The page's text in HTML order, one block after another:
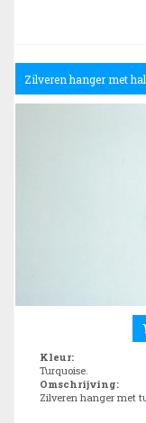
Zilveren hanger met
Kleur:
Turquoise.
Omschrijving:
Zilveren hanger met